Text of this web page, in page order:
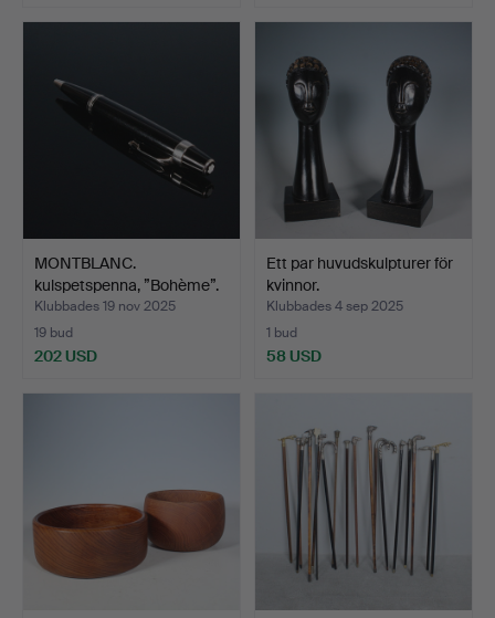
MONTBLANC.
kulspetspenna, ”Bohème”.
Klubbades 19 nov 2025
19 bud
202 USD
Ett par huvudskulpturer för
kvinnor.
Klubbades 4 sep 2025
1 bud
58 USD